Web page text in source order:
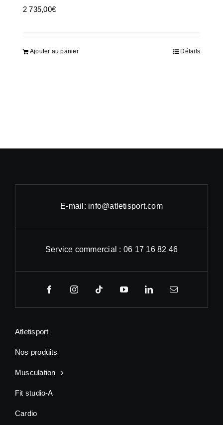
2 735,00€
Ajouter au panier Détails
E-mail: info@atletisport.com
Service commercial : 06 17 16 82 46
Atletisport
Nos produits
Musculation
Fit studio-A
Cardio